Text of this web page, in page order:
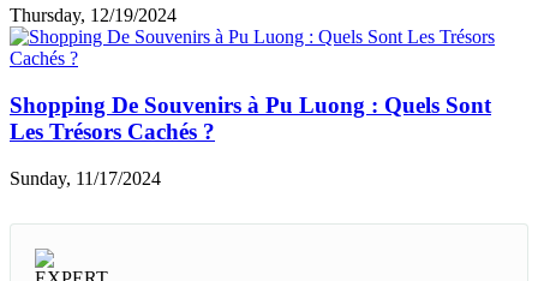
Thursday, 12/19/2024
Shopping De Souvenirs à Pu Luong : Quels Sont
Les Trésors Cachés ?
Sunday, 11/17/2024